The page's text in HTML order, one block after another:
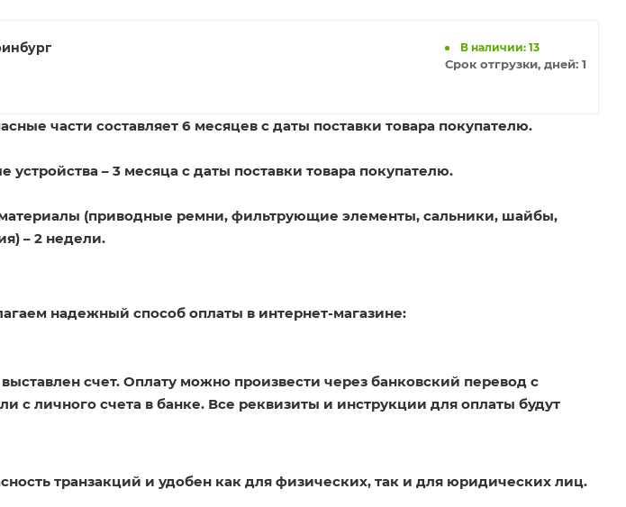
В наличии: 13
Срок отгрузки, дней: 1
части составляет 6 месяцев с даты поставки товара покупателю.
– 3 месяца с даты поставки товара покупателю.
(приводные ремни, фильтрующие элементы, сальники, шайбы,
– 2 недели.
надежный способ оплаты в интернет-магазине:
счет. Оплату можно произвести через банковский перевод с
с личного счета в банке. Все реквизиты и инструкции для оплаты будут
транзакций и удобен как для физических, так и для юридических лиц.